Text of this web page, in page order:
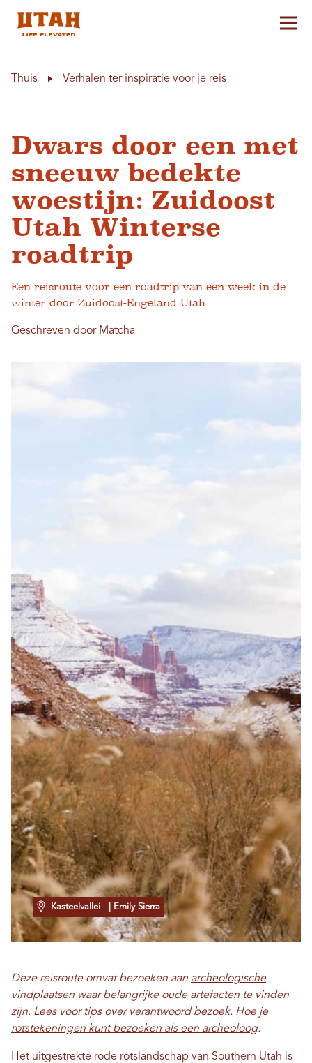
Thuis Verhalen ter inspiratie voor je reis
Dwars door een met
sneeuw bedekte
woestijn: Zuidoost
Utah Winterse
roadtrip
Een reisroute voor een roadtrip van een week in de
winter door Zuidoost-Engeland Utah
Geschreven door Matcha
Kasteelvallei | Emily Sierra
Deze reisroute omvat bezoeken aan archeologische
vindplaatsen waar belangrijke oude artefacten te vinden
zijn. Lees voor tips over verantwoord bezoek. Hoe je
rotstekeningen kunt bezoeken als een archeoloog.
Het uitgestrekte rode rotslandschap van Southern Utah is